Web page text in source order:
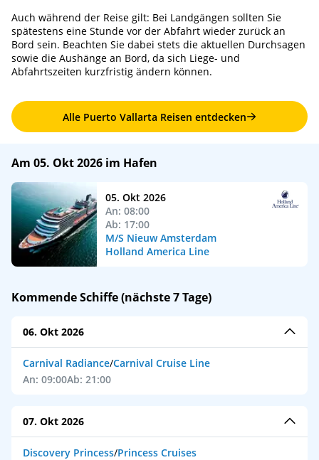
Auch während der Reise gilt: Bei Landgängen sollten Sie
spätestens eine Stunde vor der Abfahrt wieder zurück an
Bord sein. Beachten Sie dabei stets die aktuellen Durchsagen
sowie die Aushänge an Bord, da sich Liege- und
Abfahrtszeiten kurzfristig ändern können.
Alle Puerto Vallarta Reisen entdecken
Am 05. Okt 2026 im Hafen
05. Okt 2026
An: 08:00
Ab: 17:00
M/S Nieuw Amsterdam
Holland America Line
Kommende Schiffe (nächste 7 Tage)
06. Okt 2026
Carnival Radiance/Carnival Cruise Line
An: 09:00Ab: 21:00
07. Okt 2026
Discovery Princess/Princess Cruises